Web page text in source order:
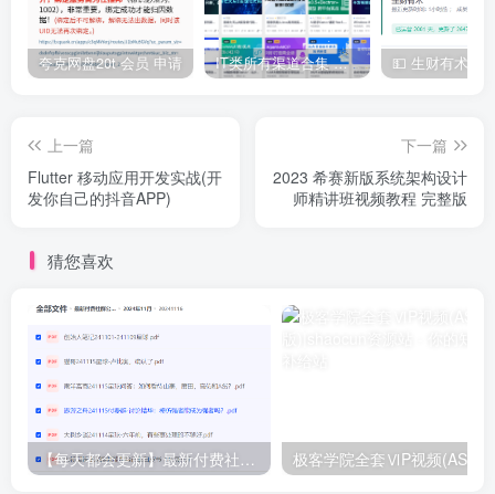
夸克网盘20t 会员 申请 IT类所有渠道合集 持续日更，目前近四千多条资源 年费用户微信私信获取权限
上一篇
Flutter 移动应用开发实战(开
发你自己的抖音APP)
下一篇
2023 希赛新版系统架构设计
师精讲班视频教程 完整版
猜您喜欢
【每天都会更新】最新付费社群公众号文章 极客学院全套ⅥP视频(AS版)